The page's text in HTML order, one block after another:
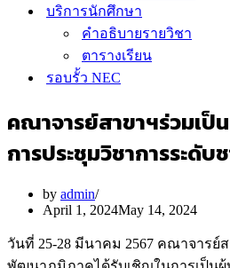
บริการนักศึกษา
คำอธิบายรายวิชา
ตารางเรียน
รอบรั้ว NEC
คณาจารย์สาขาฯร่วมเ
การประชุมวิชาการระดับ
by admin
April 1, 2024May 14, 2024
วันที่ 25-28 มีนาคม 2567 คณาจารย์